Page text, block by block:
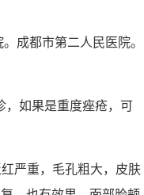
成都市第二人民医院。
，如果是重度痤疮，可
严重，毛孔粗大，皮肤